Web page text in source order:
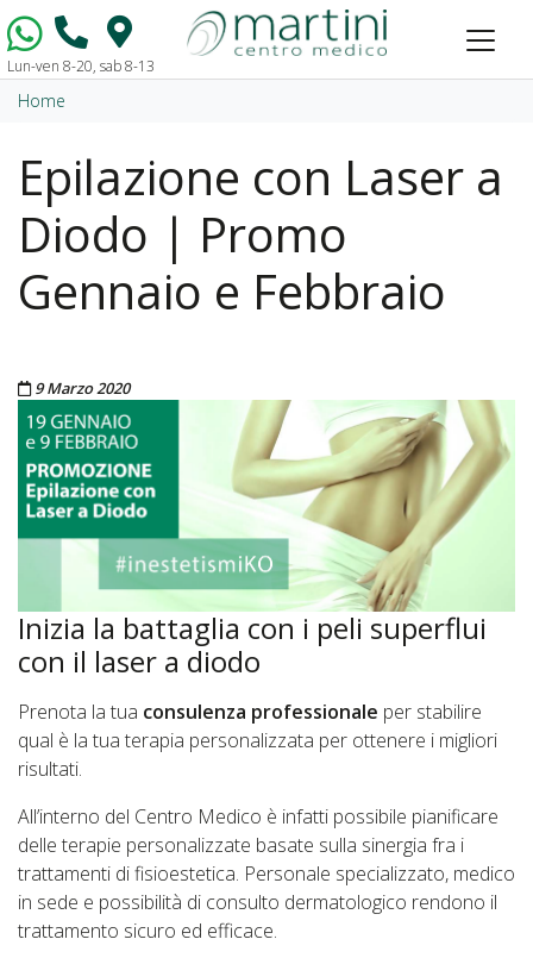
Vai al contenuto
Lun-ven 8-20, sab 8-13
Home
Epilazione con Laser a
Diodo | Promo
Gennaio e Febbraio
Pubblicato il
9 Marzo 2020
Inizia la battaglia con i peli superflui
con il laser a diodo
Prenota la tua consulenza professionale per stabilire
qual è la tua terapia personalizzata per ottenere i migliori
risultati.
All’interno del Centro Medico è infatti possibile pianificare
delle terapie personalizzate basate sulla sinergia fra i
trattamenti di fisioestetica. Personale specializzato, medico
in sede e possibilità di consulto dermatologico rendono il
trattamento sicuro ed efficace.